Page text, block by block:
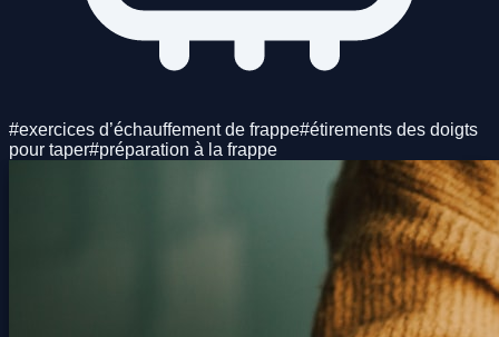
#exercices d’échauffement de frappe#étirements des doigts
pour taper#préparation à la frappe